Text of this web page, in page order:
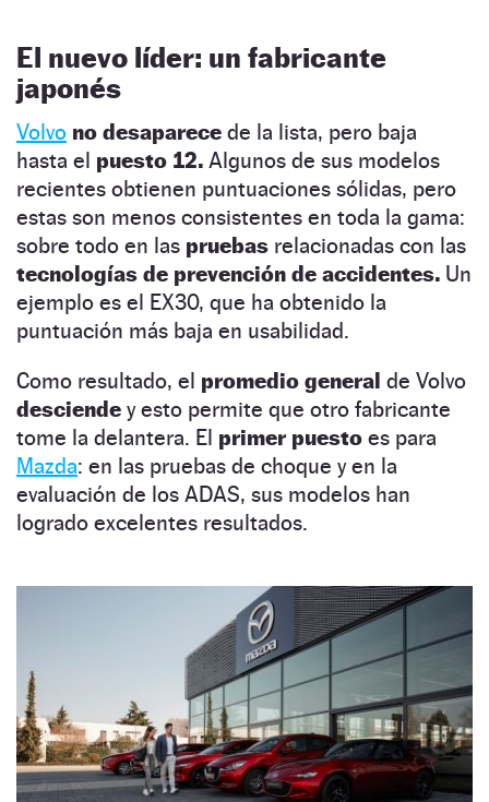
El nuevo líder: un fabricante
japonés
Volvo no desaparece de la lista, pero baja
hasta el puesto 12. Algunos de sus modelos
recientes obtienen puntuaciones sólidas, pero
estas son menos consistentes en toda la gama:
sobre todo en las pruebas relacionadas con las
tecnologías de prevención de accidentes. Un
ejemplo es el EX30, que ha obtenido la
puntuación más baja en usabilidad.
Como resultado, el promedio general de Volvo
desciende y esto permite que otro fabricante
tome la delantera. El primer puesto es para
Mazda: en las pruebas de choque y en la
evaluación de los ADAS, sus modelos han
logrado excelentes resultados.